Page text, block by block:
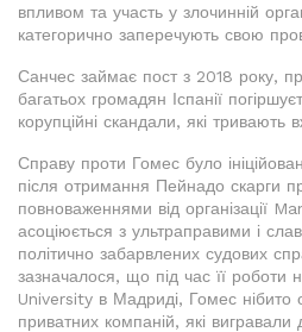
впливом та участь у злочинній
категорично заперечують свою
Санчес займає пост з 2018 року,
багатьох громадян Іспанії
корупційні скандали, які тривають
Справу проти Гомес було
після отримання Пейнадо скарги
повноваженнями від організації
асоціюється з ультраправими і
політично забарвлених судових
зазначалося, що під час її роботи
University в Мадриді, Гомес нібито
приватних компаній, які вигравали